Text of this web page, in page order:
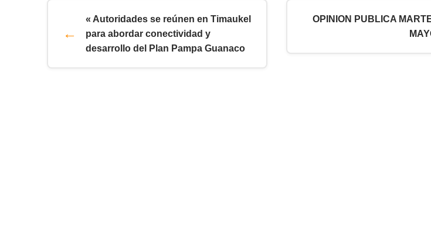
« Autoridades se reúnen en Timaukel
para abordar conectividad y
desarrollo del Plan Pampa Guanaco
OPINION PUBLICA